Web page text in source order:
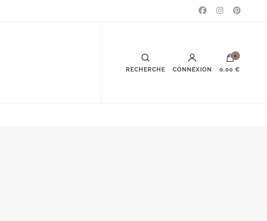
RECHERCHE CONNEXION
0
0,00 €